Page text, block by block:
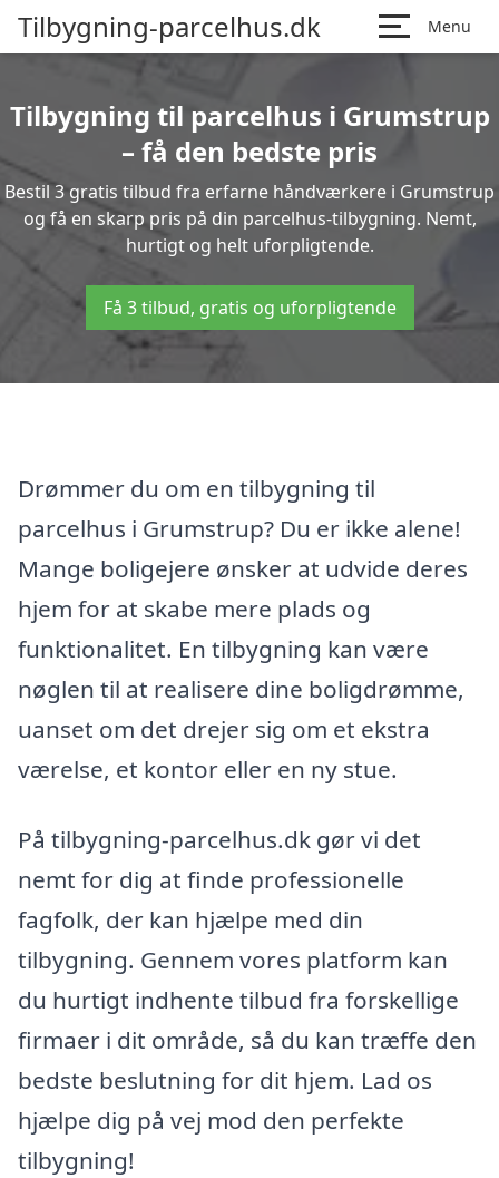
Tilbygning-parcelhus.dk Menu
Tilbygning til parcelhus i Grumstrup
– få den bedste pris
Bestil 3 gratis tilbud fra erfarne håndværkere i Grumstrup
og få en skarp pris på din parcelhus-tilbygning. Nemt,
hurtigt og helt uforpligtende.
Få 3 tilbud, gratis og uforpligtende
Drømmer du om en tilbygning til
parcelhus i Grumstrup? Du er ikke alene!
Mange boligejere ønsker at udvide deres
hjem for at skabe mere plads og
funktionalitet. En tilbygning kan være
nøglen til at realisere dine boligdrømme,
uanset om det drejer sig om et ekstra
værelse, et kontor eller en ny stue.
På tilbygning-parcelhus.dk gør vi det
nemt for dig at finde professionelle
fagfolk, der kan hjælpe med din
tilbygning. Gennem vores platform kan
du hurtigt indhente tilbud fra forskellige
firmaer i dit område, så du kan træffe den
bedste beslutning for dit hjem. Lad os
hjælpe dig på vej mod den perfekte
tilbygning!